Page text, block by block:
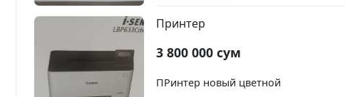
Принтер
3 800 000 сум
ПРинтер новый цветной